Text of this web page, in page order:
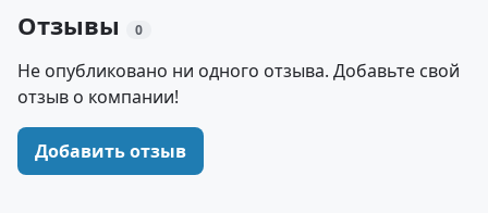
Отзывы 0
Не опубликовано ни одного отзыва. Добавьте свой
отзыв о компании!
Добавить отзыв